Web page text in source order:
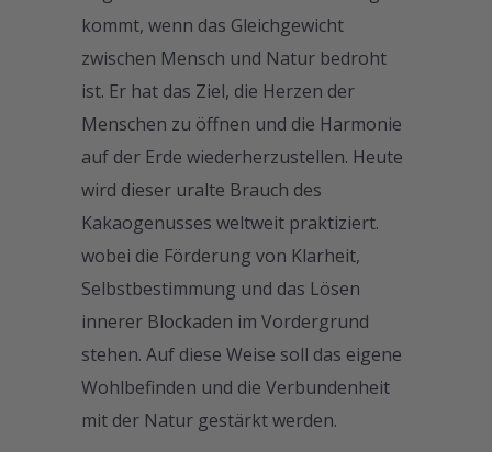
kommt, wenn das Gleichgewicht
zwischen Mensch und Natur bedroht
ist. Er hat das Ziel, die Herzen der
Menschen zu öffnen und die Harmonie
auf der Erde wiederherzustellen. Heute
wird dieser uralte Brauch des
Kakaogenusses weltweit praktiziert.
wobei die Förderung von Klarheit,
Selbstbestimmung und das Lösen
innerer Blockaden im Vordergrund
stehen. Auf diese Weise soll das eigene
Wohlbefinden und die Verbundenheit
mit der Natur gestärkt werden.